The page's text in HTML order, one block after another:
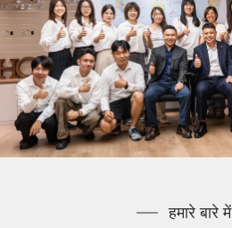
हमारे बारे में